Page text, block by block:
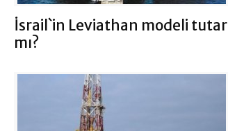
İsrail`in Leviathan modeli tutar
mı?